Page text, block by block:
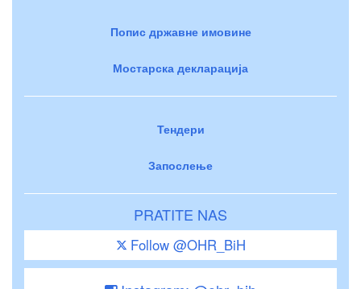
Попис државне имовине
Мостарска декларација
Тендери
Запослење
PRATITE NAS
Follow @OHR_BiH